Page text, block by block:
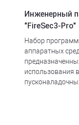
Инженерный
"FireSec3-Pro"
Набор
аппаратных
использования